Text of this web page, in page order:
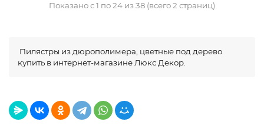
Показано с 1 по 24 из 38 (всего 2 страниц)
Пилястры из дюрополимера, цветные под дерево
купить в интернет-магазине Люкс Декор.